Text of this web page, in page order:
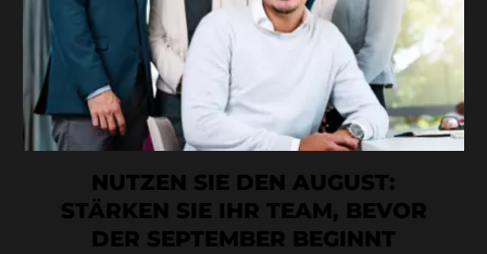
NUTZEN SIE DEN AUGUST:
STÄRKEN SIE IHR TEAM, BEVOR
DER SEPTEMBER BEGINNT